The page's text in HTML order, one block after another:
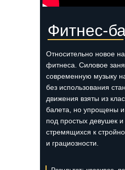
Относительно новое
фитнеса. Силовое
современную музыку
без использования
движения взяты из
балета, но упрощены
под простых девушек
стремящихся к
и грациозности.
Фитнес-